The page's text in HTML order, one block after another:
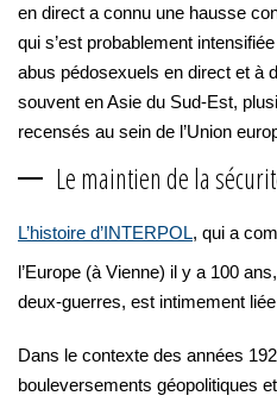
en direct a connu une hausse
qui s’est probablement
abus pédosexuels en direct et à
souvent en Asie du Sud-Est,
recensés au sein de l’Union
Le maintien de la
L’histoire d’INTERPOL, qui a
l’Europe (à Vienne) il y a 100
deux-guerres, est intimement
Dans le contexte des années
bouleversements géopolitiques